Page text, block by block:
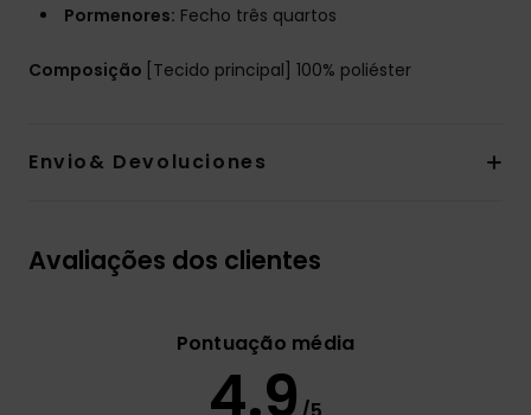
Pormenores: Fecho três quartos
Composição [Tecido principal] 100% poliéster
Envio& Devoluciones
Avaliações dos clientes
Pontuação média
4.9